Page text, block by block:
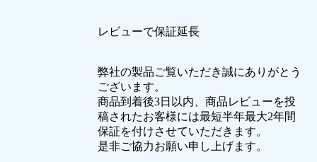
レビューで保証延長
弊社の製品ご覧いただき誠にありがとう
ございます。
商品到着後3日以内、商品レビューを投
稿されたお客様には最短半年最大2年間
保証を付けさせていただきます。
是非ご協力お願い申し上げます。